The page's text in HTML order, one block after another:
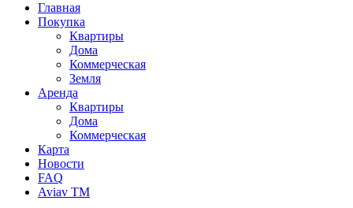
Главная
Покупка
Квартиры
Дома
Коммерческая
Земля
Аренда
Квартиры
Дома
Коммерческая
Карта
Новости
FAQ
Aviav TM